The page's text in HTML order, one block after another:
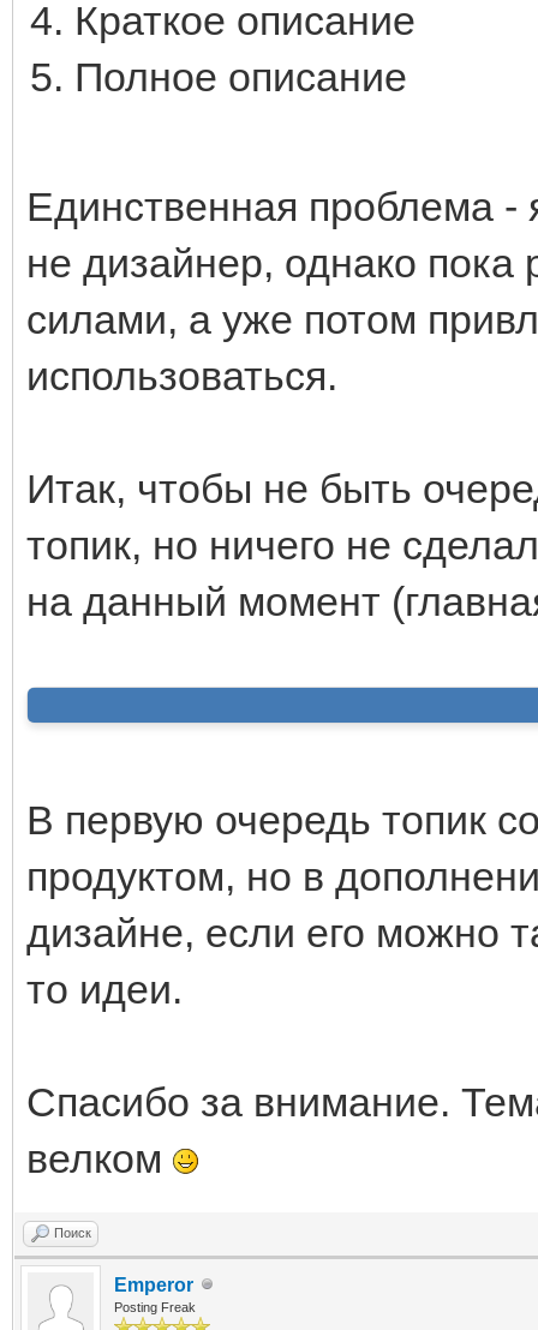
Краткое описание
Полное описание
Единственная проблема -
не дизайнер, однако
силами, а уже потом
использоваться.
Итак, чтобы не быть
топик, но ничего не
на данный момент
В первую очередь топик
продуктом, но в
дизайне, если его можно
то идеи.
Спасибо за внимание.
велком
Поиск
Emperor
Posting Freak